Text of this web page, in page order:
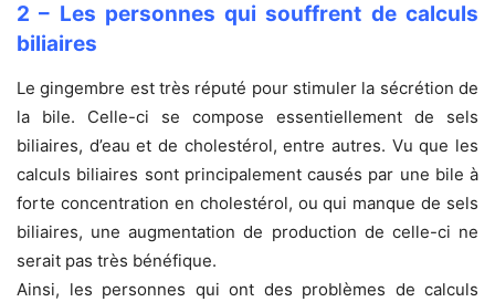
2 – Les personnes qui souffrent de calculs
biliaires
Le gingembre est très réputé pour stimuler la sécrétion de
la bile. Celle-ci se compose essentiellement de sels
biliaires, d’eau et de cholestérol, entre autres. Vu que les
calculs biliaires sont principalement causés par une bile à
forte concentration en cholestérol, ou qui manque de sels
biliaires, une augmentation de production de celle-ci ne
serait pas très bénéfique.
Ainsi, les personnes qui ont des problèmes de calculs